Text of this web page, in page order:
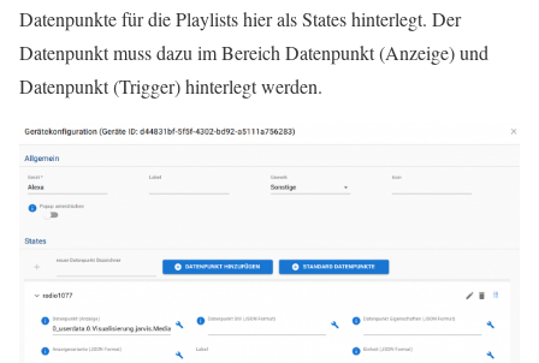
Datenpunkte für die Playlists hier als States hinterlegt. Der
Datenpunkt muss dazu im Bereich Datenpunkt (Anzeige) und
Datenpunkt (Trigger) hinterlegt werden.